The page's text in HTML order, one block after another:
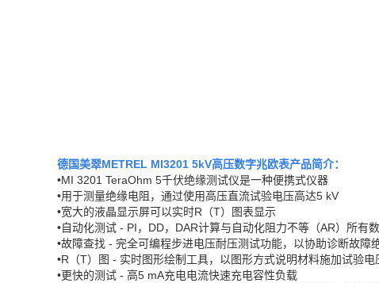
德国美翠METREL MI3201 5kV高压数字兆欧表产品简介：
•MI 3201 TeraOhm 5千伏绝缘测试仪是一种便携式仪器
•用于测量绝缘电阻，通过使用高压直流试验电压高达5 kV
•宽大的液晶显示屏可以实时R（T）图表显示
•自动化测试 - PI，DD，DAR计算与自动化阻力不等（AR）所有
•故障查找 - 完全可编程步进电压耐压测试功能，以协助诊断故障
•R（T）图 - 实时图形绘制工具，以图形方式说明材料施加试验
•更快的测试 - 高5 mA充电电流快速充电容性负载